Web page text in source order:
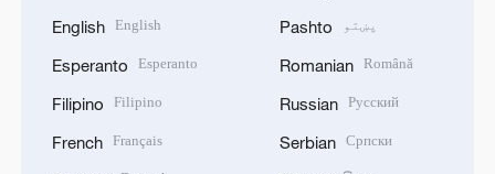
English English
Esperanto Esperanto
Filipino Filipino
French Français
Pashto پښتو
Romanian Română
Russian Русский
Serbian Српски